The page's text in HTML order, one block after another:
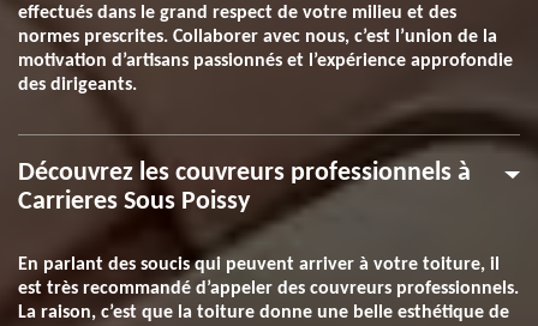
effectués dans le grand respect de votre milieu et des
normes prescrites. Collaborer avec nous, c’est l’union de la
motivation d’artisans passionnés et l’expérience approfondie
des dirigeants.
Découvrez les couvreurs professionnels à
Carrieres Sous Poissy
En parlant des soucis qui peuvent arriver à votre toiture, il
est très recommandé d’appeler des couvreurs professionnels.
La raison, c’est que la toiture donne une belle esthétique de